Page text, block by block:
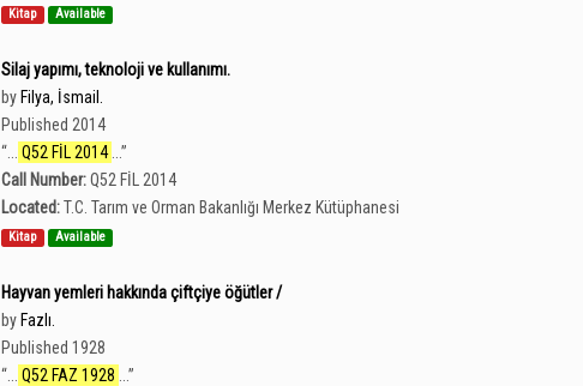
Kitap Available
Silaj yapımı, teknoloji ve kullanımı.
by Filya, İsmail.
Published 2014
“
Q52 FİL 2014
”
Call Number:Q52 FİL 2014
Located:T.C. Tarım ve Orman Bakanlığı Merkez Kütüphanesi
Kitap Available
Hayvan yemleri hakkında çiftçiye öğütler /
by Fazlı.
Published 1928
“
Q52 FAZ 1928
”